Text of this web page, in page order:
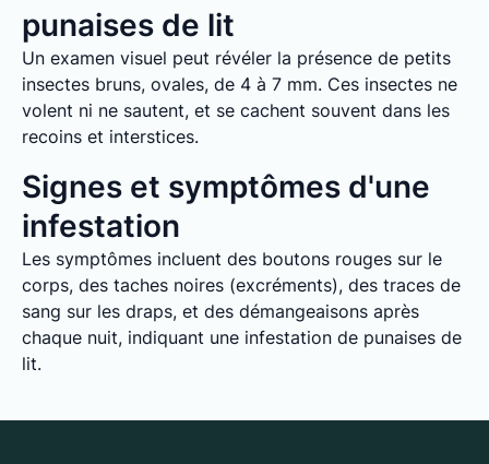
punaises de lit
Un examen visuel peut révéler la présence de petits
insectes bruns, ovales, de 4 à 7 mm. Ces insectes ne
volent ni ne sautent, et se cachent souvent dans les
recoins et interstices.
Signes et symptômes d'une
infestation
Les symptômes incluent des boutons rouges sur le
corps, des taches noires (excréments), des traces de
sang sur les draps, et des démangeaisons après
chaque nuit, indiquant une infestation de punaises de
lit.